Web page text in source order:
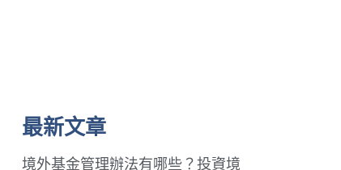
最新文章
境外基金管理辦法有哪些？投資境